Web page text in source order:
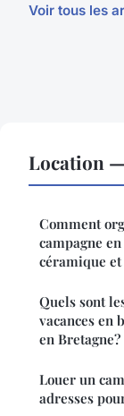
Voir tous les
Location
Comment
campagne
céramique
Quels sont
vacances en
en Bretagne?
Louer un
adresses